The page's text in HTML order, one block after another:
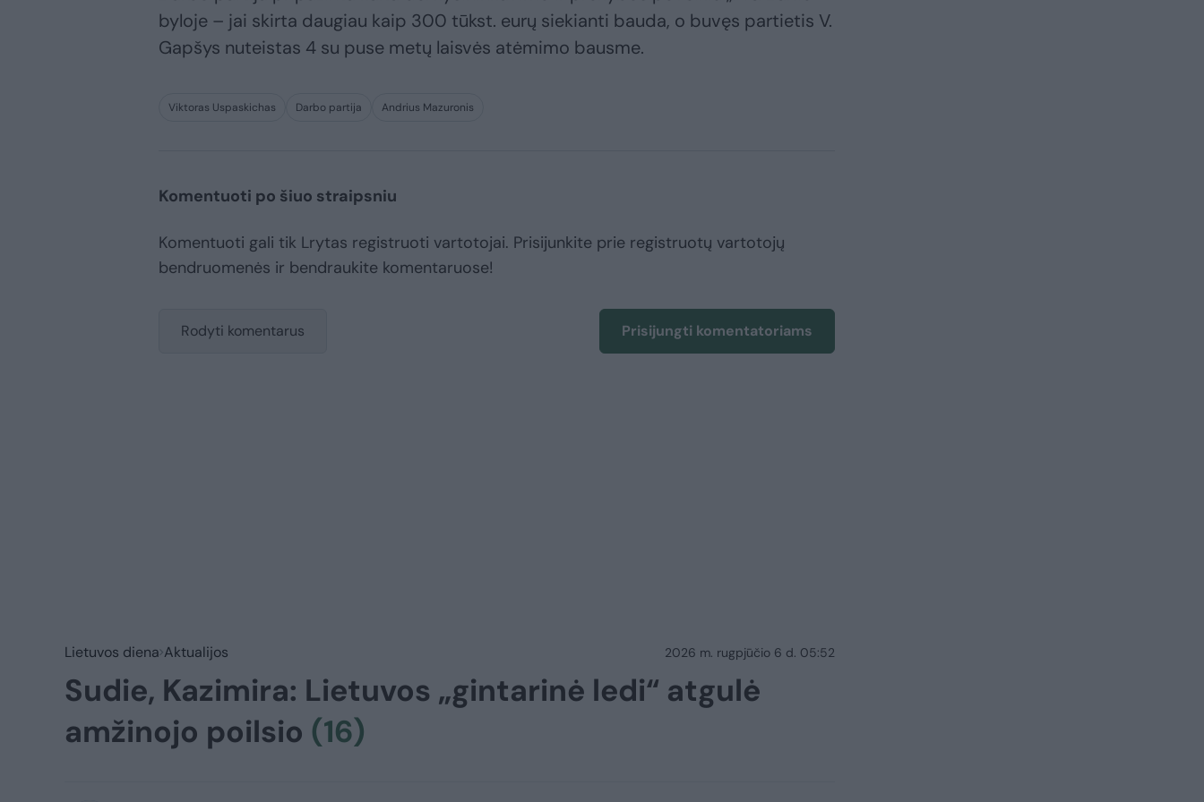
byloje – jai skirta daugiau kaip 300 tūkst. eurų siekianti bauda, o buvęs partietis V.
Gapšys nuteistas 4 su puse metų laisvės atėmimo bausme.
Viktoras Uspaskichas Darbo partija Andrius Mazuronis
Komentuoti po šiuo straipsniu
Komentuoti gali tik Lrytas registruoti vartotojai. Prisijunkite prie registruotų vartotojų
bendruomenės ir bendraukite komentaruose!
Rodyti komentarus Prisijungti komentatoriams
Lietuvos diena Aktualijos 2026 m. rugpjūčio 6 d. 05:52
Sudie, Kazimira: Lietuvos „gintarinė ledi“ atgulė
amžinojo poilsio (16)